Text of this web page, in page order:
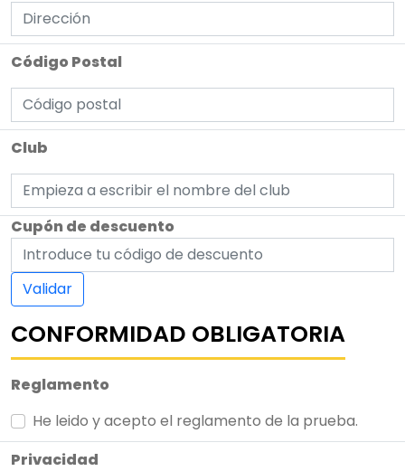
Código Postal
Club
Cupón de descuento
Validar
CONFORMIDAD OBLIGATORIA
Reglamento
He leido y acepto el reglamento de la prueba.
Privacidad